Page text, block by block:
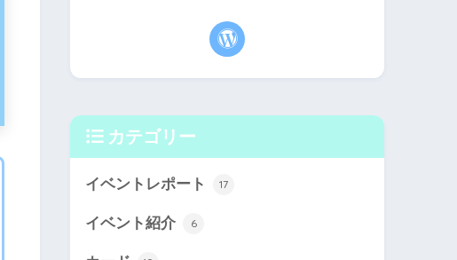
カテゴリー
イベントレポート 17
イベント紹介 6